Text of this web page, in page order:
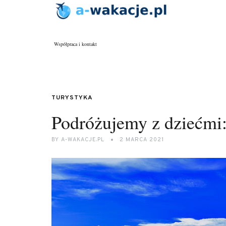
Współpraca i kontakt
TURYSTYKA
Podróżujemy z
BY A-WAKACJE.PL 2 MARCA 2021